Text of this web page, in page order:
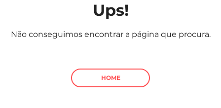
Sociedade
Negócios
Ups!
Não conseguimos encontrar a página que procura.
HOME